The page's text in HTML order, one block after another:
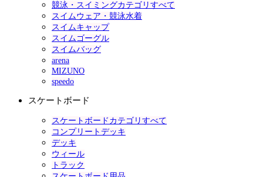
競泳・スイミングカテゴリすべて
スイムウェア・競泳水着
スイムキャップ
スイムゴーグル
スイムバッグ
arena
MIZUNO
speedo
スケートボード
スケートボードカテゴリすべて
コンプリートデッキ
デッキ
ウィール
トラック